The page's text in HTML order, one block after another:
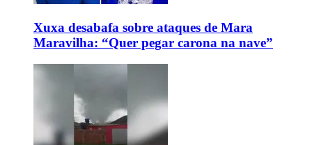
Xuxa desabafa sobre ataques de Mara
Maravilha: “Quer pegar carona na nave”